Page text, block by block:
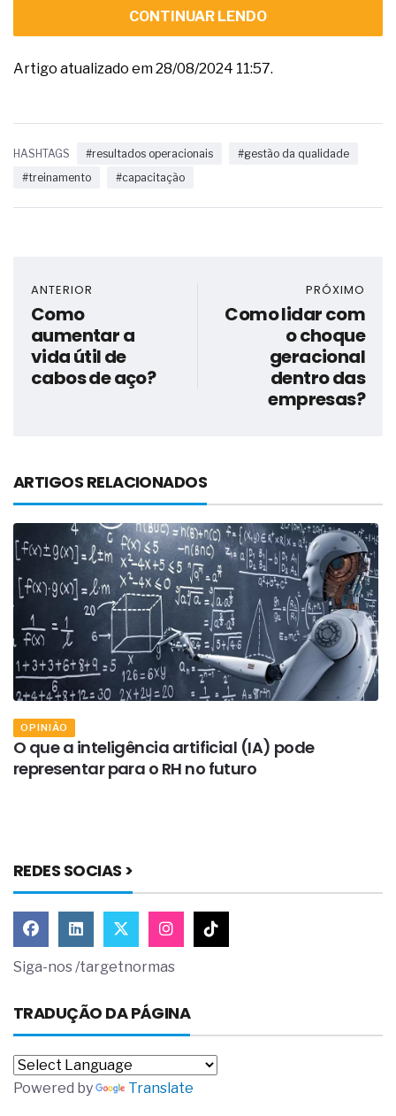
CONTINUAR LENDO
Artigo atualizado em 28/08/2024 11:57.
HASHTAGS #resultados operacionais
#gestão da qualidade
#treinamento
#capacitação
ANTERIOR
Como
aumentar a
vida útil de
cabos de aço?
PRÓXIMO
Como lidar com
o choque
geracional
dentro das
empresas?
ARTIGOS RELACIONADOS
OPINIÃO
O que a inteligência artificial (IA) pode
representar para o RH no futuro
REDES SOCIAS >
Siga-nos /targetnormas
TRADUÇÃO DA PÁGINA
Powered by Translate